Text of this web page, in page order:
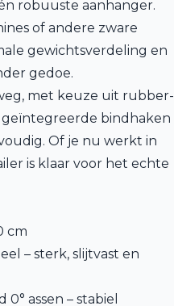
robuuste aanhanger.
of andere zware
gewichtsverdeling en
gedoe.
met keuze uit rubber-
bindhaken
Of je nu werkt in
is klaar voor het echte
cm
– sterk, slijtvast en
assen – stabiel